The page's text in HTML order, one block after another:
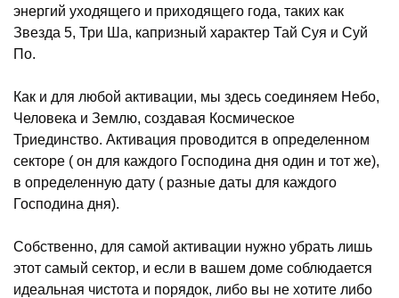
энергий уходящего и приходящего года, таких как
Звезда 5, Три Ша, капризный характер Тай Суя и Суй
По.
Как и для любой активации, мы здесь соединяем Небо,
Человека и Землю, создавая Космическое
Триединство. Активация проводится в определенном
секторе ( он для каждого Господина дня один и тот же),
в определенную дату ( разные даты для каждого
Господина дня).
Собственно, для самой активации нужно убрать лишь
этот самый сектор, и если в вашем доме соблюдается
идеальная чистота и порядок, либо вы не хотите либо